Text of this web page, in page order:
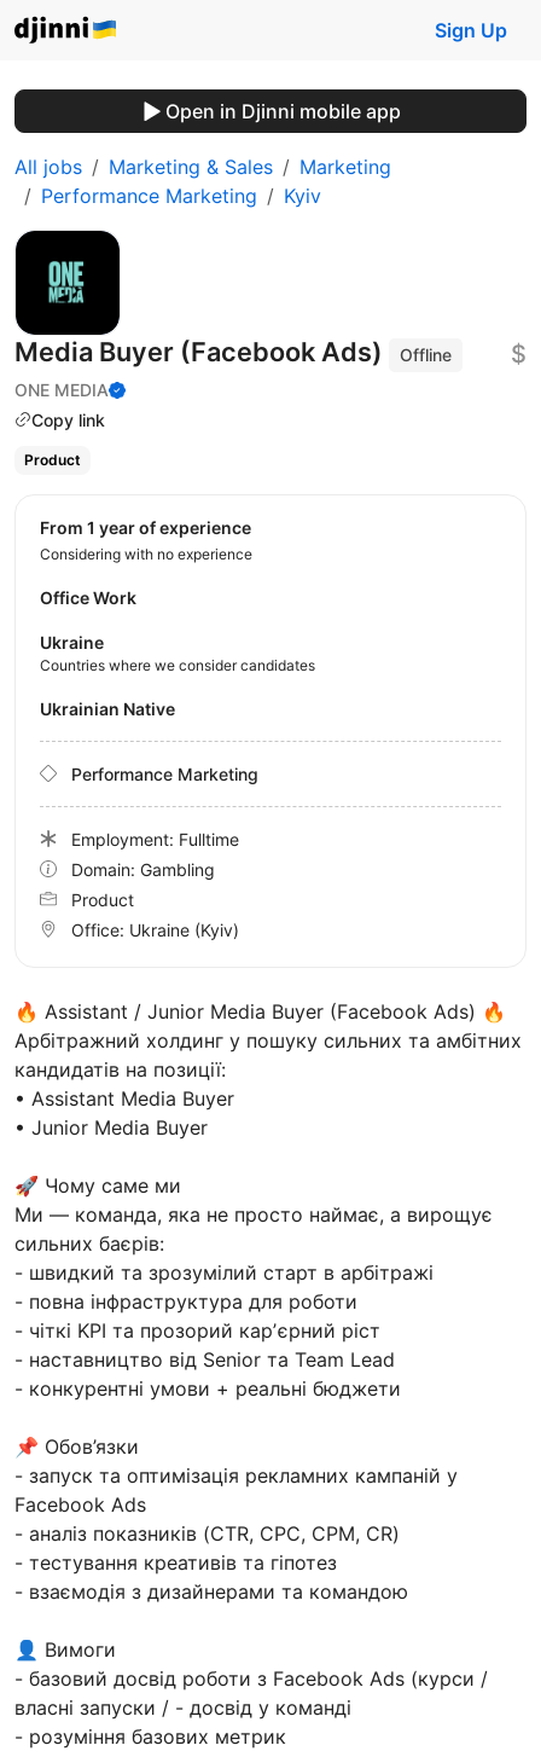
Sign Up
Open in Djinni mobile app
All jobs Marketing & Sales
Marketing
Performance Marketing
Kyiv
Media Buyer (Facebook Ads)
Offline
ONE MEDIA
Copy link
$
Product
🔥 Assistant / Junior Media Buyer (Facebook Ads) 🔥
Арбітражний холдинг у пошуку сильних та амбітних
кандидатів на позиції:
• Assistant Media Buyer
• Junior Media Buyer
🚀 Чому саме ми
Ми — команда, яка не просто наймає, а вирощує
сильних баєрів:
- швидкий та зрозумілий старт в арбітражі
- повна інфраструктура для роботи
- чіткі KPI та прозорий карʼєрний ріст
- наставництво від Senior та Team Lead
- конкурентні умови + реальні бюджети
📌 Обов’язки
- запуск та оптимізація рекламних кампаній у
Facebook Ads
- аналіз показників (CTR, CPC, CPM, CR)
- тестування креативів та гіпотез
- взаємодія з дизайнерами та командою
👤 Вимоги
- базовий досвід роботи з Facebook Ads (курси /
власні запуски / - досвід у команді
- розуміння базових метрик
from 1 year of experience
Considering with no experience
Office Work
Ukraine
Countries where we consider candidates
Ukrainian Native
Performance Marketing
Employment: Fulltime
Domain: Gambling
Product
Office: Ukraine (Kyiv)